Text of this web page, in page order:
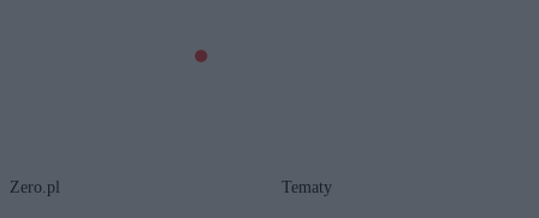
Zero.pl Tematy